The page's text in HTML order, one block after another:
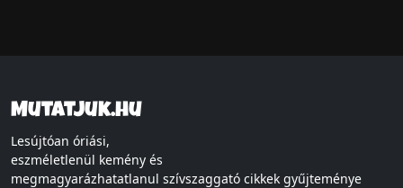
Mutatjuk.hu
Lesújtóan óriási,
eszméletlenül kemény és
megmagyarázhatatlanul szívszaggató cikkek gyűjteménye